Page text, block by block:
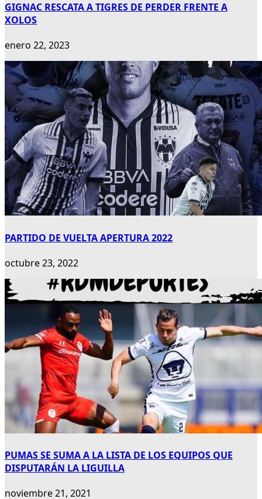
GIGNAC RESCATA A TIGRES DE PERDER FRENTE A
XOLOS
enero 22, 2023
PARTIDO DE VUELTA APERTURA 2022
octubre 23, 2022
PUMAS SE SUMA A LA LISTA DE LOS EQUIPOS QUE
DISPUTARÁN LA LIGUILLA
noviembre 21, 2021